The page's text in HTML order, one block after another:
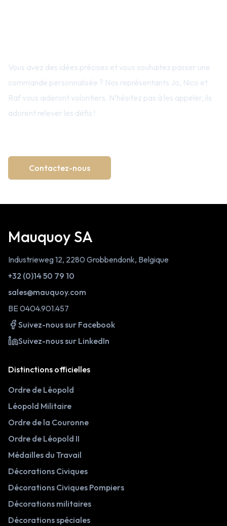
Vous avez des idées précises et vous souhaitez passer une
commande personnalisée ? Nos représentants Jo, Nico et
Raf vous aideront volontiers. N’hésitez pas à les appeler, ils
adorent relever les défis !
Contactez-nous
Mauquoy SA
Industrieweg 12, 2280 Grobbendonk, Belgique
+32 (0)14 50 79 10
sales@mauquoy.com
BE 0404.901.457
Suivez-nous sur Facebook
Suivez-nous sur LinkedIn
Distinctions officielles
Ordre de Léopold
Léopold Militaire
Ordre de la Couronne
Ordre de Léopold II
Médailles du Travail
Décorations Civiques
Décorations Civiques Pompiers
Décorations militaires
Décorations spéciales